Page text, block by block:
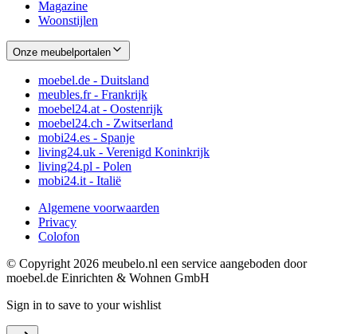
Magazine
Woonstijlen
Onze meubelportalen
moebel.de - Duitsland
meubles.fr - Frankrijk
moebel24.at - Oostenrijk
moebel24.ch - Zwitserland
mobi24.es - Spanje
living24.uk - Verenigd Koninkrijk
living24.pl - Polen
mobi24.it - Italië
Algemene voorwaarden
Privacy
Colofon
© Copyright 2026 meubelo.nl een service aangeboden door
moebel.de Einrichten & Wohnen GmbH
Sign in to save to your wishlist